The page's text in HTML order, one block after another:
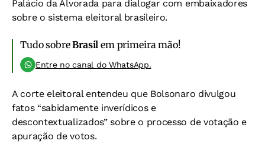
Palácio da Alvorada para dialogar com embaixadores
sobre o sistema eleitoral brasileiro.
Tudo sobreBrasil em primeira mão!
Entre no canal do WhatsApp.
A corte eleitoral entendeu que Bolsonaro divulgou
fatos “sabidamente inverídicos e
descontextualizados” sobre o processo de votação e
apuração de votos.